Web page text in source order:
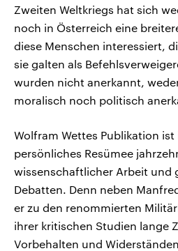
Zweiten Weltkriegs hat sich
noch in Österreich eine
diese Menschen interessiert,
sie galten als
wurden nicht anerkannt,
moralisch noch politisch
Wolfram Wettes Publikation
persönliches Resümee
wissenschaftlicher Arbeit und
Debatten. Denn neben
er zu den renommierten
ihrer kritischen Studien lange
Vorbehalten und